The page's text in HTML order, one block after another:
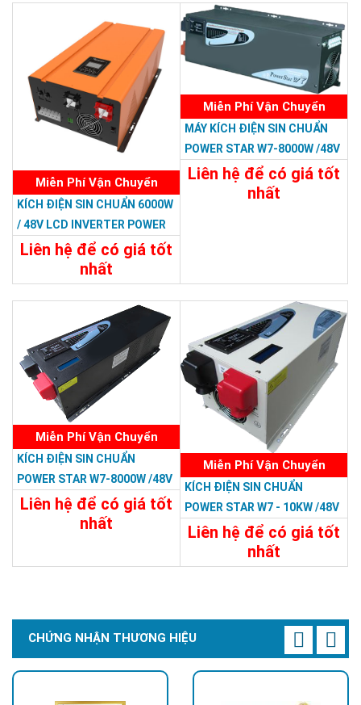
Chi Tiết Đặt Mua
Miễn Phí Vận Chuyển
KÍCH ĐIỆN SIN CHUẨN 6000W
/ 48V LCD INVERTER POWER
RP
Liên hệ để có giá tốt
nhất
23.988.000đ
Đặt Mua
Miễn Phí Vận Chuyển
MÁY KÍCH ĐIỆN SIN CHUẨN
POWER STAR W7-8000W /48V
Liên hệ để có giá tốt
nhất
Miễn Phí Vận Chuyển
KÍCH ĐIỆN SIN CHUẨN
POWER STAR W7-8000W /48V
LCD
Liên hệ để có giá tốt
nhất
Chi Tiết Đặt Mua
Miễn Phí Vận Chuyển
KÍCH ĐIỆN SIN CHUẨN
POWER STAR W7 - 10KW /48V
Liên hệ để có giá tốt
nhất
32.394.000đ
CHỨNG NHẬN THƯƠNG HIỆU